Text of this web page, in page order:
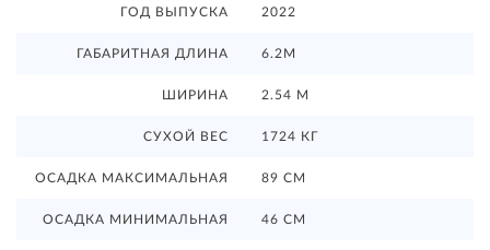
ГОД ВЫПУСКА 2022
ГАБАРИТНАЯ ДЛИНА 6.2М
ШИРИНА 2.54 М
СУХОЙ ВЕС 1724 КГ
ОСАДКА МАКСИМАЛЬНАЯ 89 СМ
ОСАДКА МИНИМАЛЬНАЯ 46 СМ